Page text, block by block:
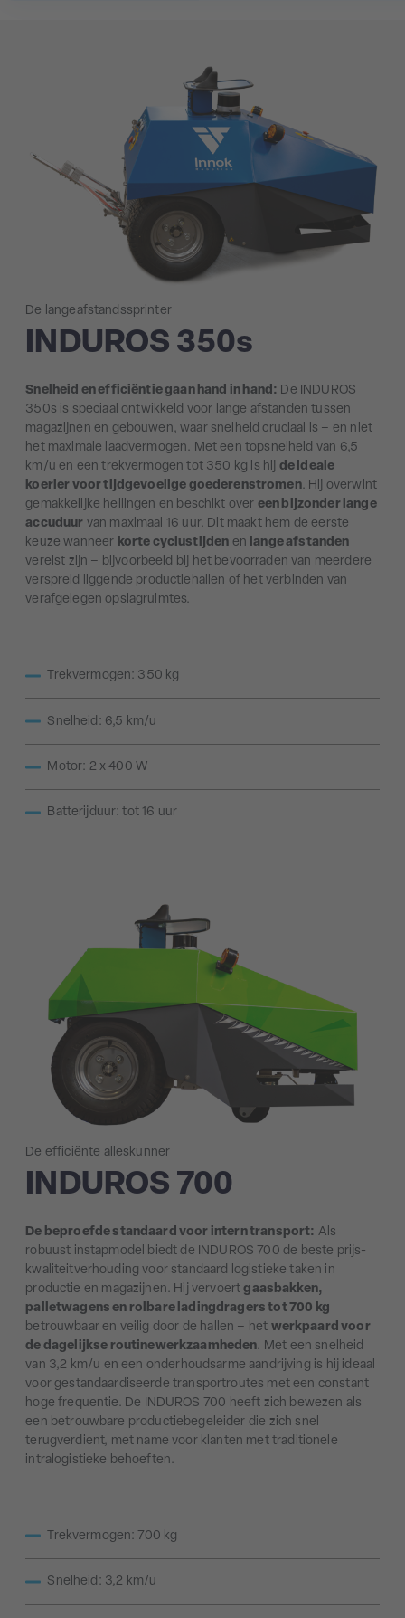
De langeafstandssprinter
INDUROS 350s
Snelheid en efficiëntie gaan hand in hand: De INDUROS
350s is speciaal ontwikkeld voor lange afstanden tussen
magazijnen en gebouwen, waar snelheid cruciaal is – en niet
het maximale laadvermogen. Met een topsnelheid van 6,5
km/u en een trekvermogen tot 350 kg is hij de ideale
koerier voor tijdgevoelige goederenstromen. Hij overwint
gemakkelijke hellingen en beschikt over een bijzonder lange
accuduur van maximaal 16 uur. Dit maakt hem de eerste
keuze wanneer korte cyclustijden en lange afstanden
vereist zijn – bijvoorbeeld bij het bevoorraden van meerdere
verspreid liggende productiehallen of het verbinden van
verafgelegen opslagruimtes.
Trekvermogen: 350 kg
Snelheid: 6,5 km/u
Motor: 2 x 400 W
Batterijduur: tot 16 uur
De efficiënte alleskunner
INDUROS 700
De beproefde standaard voor intern transport: Als
robuust instapmodel biedt de INDUROS 700 de beste prijs-
kwaliteitverhouding voor standaard logistieke taken in
productie en magazijnen. Hij vervoertgaasbakken,
palletwagens en rolbare ladingdragers tot 700 kg
betrouwbaar en veilig door de hallen – het werkpaard voor
de dagelijkse routinewerkzaamheden. Met een snelheid
van 3,2 km/u en een onderhoudsarme aandrijving is hij ideaal
voor gestandaardiseerde transportroutes met een constant
hoge frequentie. De INDUROS 700 heeft zich bewezen als
een betrouwbare productiebegeleider die zich snel
terugverdient, met name voor klanten met traditionele
intralogistieke behoeften.
Trekvermogen: 700 kg
Snelheid: 3,2 km/u